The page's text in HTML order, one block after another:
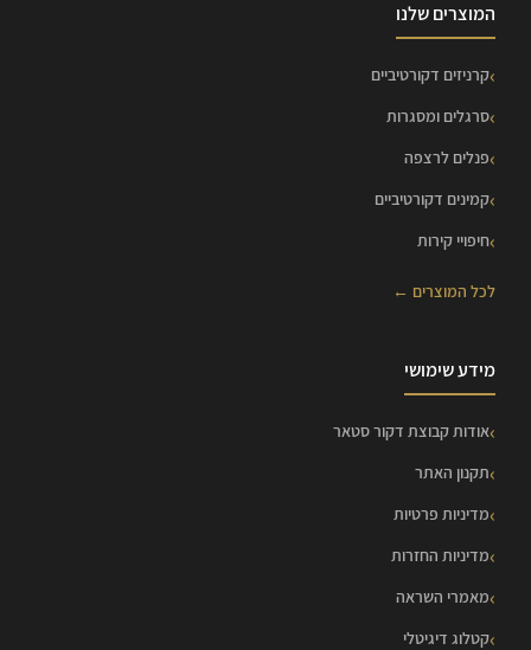
המוצרים שלנו
קרניזים דקורטיביים
סרגלים ומסגרות
פנלים לרצפה
קמינים דקורטיביים
חיפויי קירות
לכל המוצרים ←
מידע שימושי
אודות קבוצת דקור סטאר
תקנון האתר
מדיניות פרטיות
מדיניות החזרות
מאמרי השראה
קטלוג דיגיטלי